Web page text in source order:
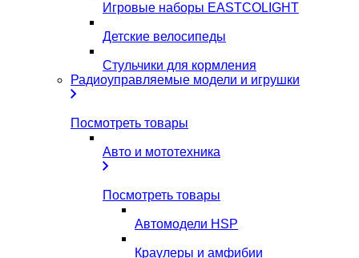
Игровые наборы EASTCOLIGHT
Детские велосипеды
Стульчики для кормления
Радиоуправляемые модели и игрушки
Посмотреть товары
Авто и мототехника
Посмотреть товары
Автомодели HSP
Краулеры и амфибии